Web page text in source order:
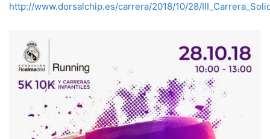
http://www.dorsalchip.es/carrera/2018/10/28/